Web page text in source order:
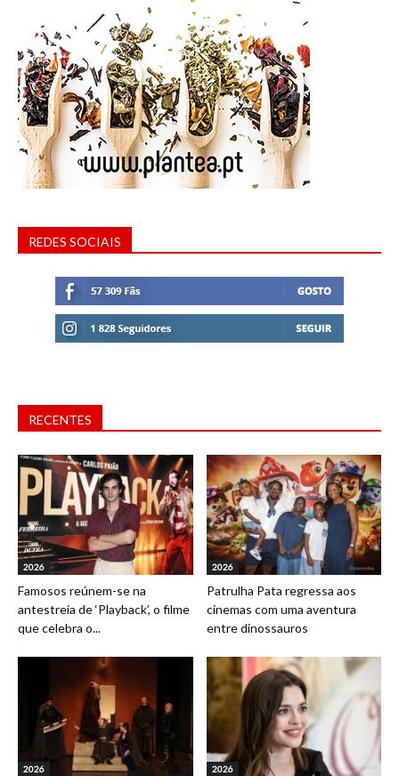
REDES SOCIAIS
RECENTES
2026
Famosos reúnem-se na
antestreia de ‘Playback’, o filme
que celebra o...
2026
Patrulha Pata regressa aos
cinemas com uma aventura
entre dinossauros
2026 2026